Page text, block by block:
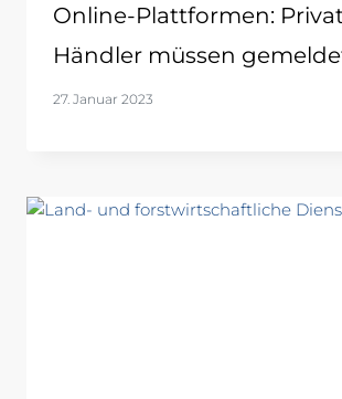
Online-Plattformen:
Händler müssen
27. Januar 2023